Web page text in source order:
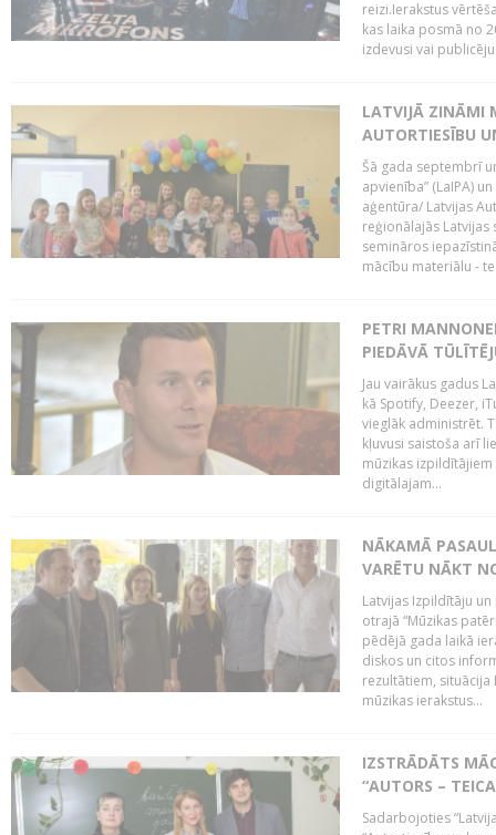
reizi.Ierakstus
kas laika posmā no
izdevusi vai
LATVIJĀ ZINĀMI
AUTORTIESĪBU
Šā gada septembrī
apvienība” (LaIPA)
aģentūra/ Latvijas
reģionālajās
semināros
mācību materiālu -
PETRI
PIEDĀVĀ
Jau vairākus gadus
kā Spotify, Deezer,
vieglāk administrēt.
kļuvusi saistoša arī
mūzikas
digitālajam...
NĀKAMĀ
VARĒTU NĀKT
Latvijas Izpildītāju
otrajā “Mūzikas
pēdējā gada laikā
diskos un citos
rezultātiem, situācija
mūzikas ierakstus...
IZSTRĀDĀTS
“AUTORS –
Sadarbojoties